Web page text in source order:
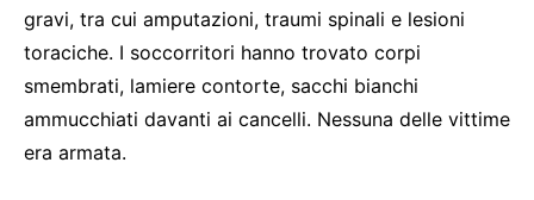
gravi, tra cui amputazioni, traumi spinali e lesioni
toraciche. I soccorritori hanno trovato corpi
smembrati, lamiere contorte, sacchi bianchi
ammucchiati davanti ai cancelli. Nessuna delle vittime
era armata.